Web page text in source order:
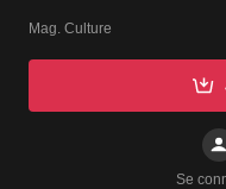
Mag. Culture
Se